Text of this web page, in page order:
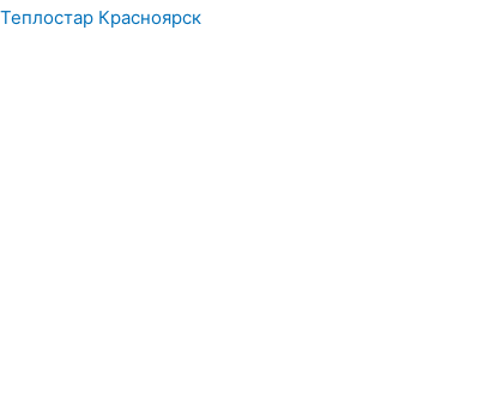
Перейти
Теплостар Красноярск
Меню